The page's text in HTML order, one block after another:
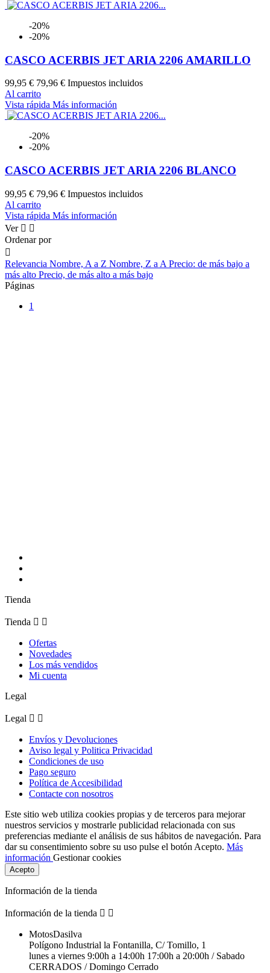
-20%
-20%
CASCO ACERBIS JET ARIA 2206 AMARILLO
99,95 € 79,96 € Impuestos incluidos
Al carrito
Vista rápida Más información
-20%
-20%
CASCO ACERBIS JET ARIA 2206 BLANCO
99,95 € 79,96 € Impuestos incluidos
Al carrito
Vista rápida Más información
Ver  
Ordenar por

Relevancia Nombre, A a Z Nombre, Z a A Precio: de más bajo a
más alto Precio, de más alto a más bajo
Páginas
1
Tienda
Tienda  
Ofertas
Novedades
Los más vendidos
Mi cuenta
Legal
Legal  
Envíos y Devoluciones
Aviso legal y Politica Privacidad
Condiciones de uso
Pago seguro
Política de Accesibilidad
Contacte con nosotros
Este sitio web utiliza cookies propias y de terceros para mejorar
nuestros servicios y mostrarle publicidad relacionada con sus
preferencias mediante el análisis de sus hábitos de navegación. Para
dar su consentimiento sobre su uso pulse el botón Acepto. Más
información Gestionar cookies
Acepto
Información de la tienda
Información de la tienda  
MotosDasilva
Polígono Industrial la Fontanilla, C/ Tomillo, 1
lunes a viernes 9:00h a 14:00h 17:00h a 20:00h / Sabado
CERRADOS / Domingo Cerrado